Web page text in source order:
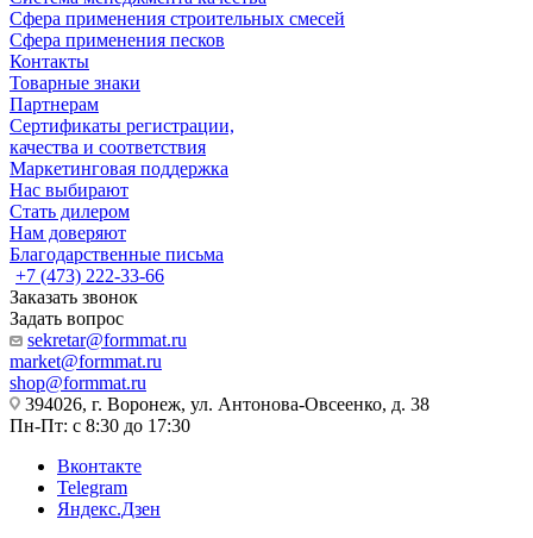
Сфера применения строительных смесей
Сфера применения песков
Контакты
Товарные знаки
Партнерам
Сертификаты регистрации,
качества и соответствия
Маркетинговая поддержка
Нас выбирают
Стать дилером
Нам доверяют
Благодарственные письма
+7 (473) 222-33-66
Заказать звонок
Задать вопрос
sekretar@formmat.ru
market@formmat.ru
shop@formmat.ru
394026, г. Воронеж, ул. Антонова-Овсеенко, д. 38
Пн-Пт: с 8:30 до 17:30
Вконтакте
Telegram
Яндекс.Дзен